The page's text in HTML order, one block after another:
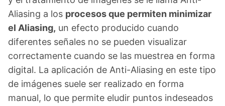
Aliasing a los procesos que permiten minimizar
el Aliasing, un efecto producido cuando
diferentes señales no se pueden visualizar
correctamente cuando se las muestrea en forma
digital. La aplicación de Anti-Aliasing en este tipo
de imágenes suele ser realizado en forma
manual, lo que permite eludir puntos indeseados